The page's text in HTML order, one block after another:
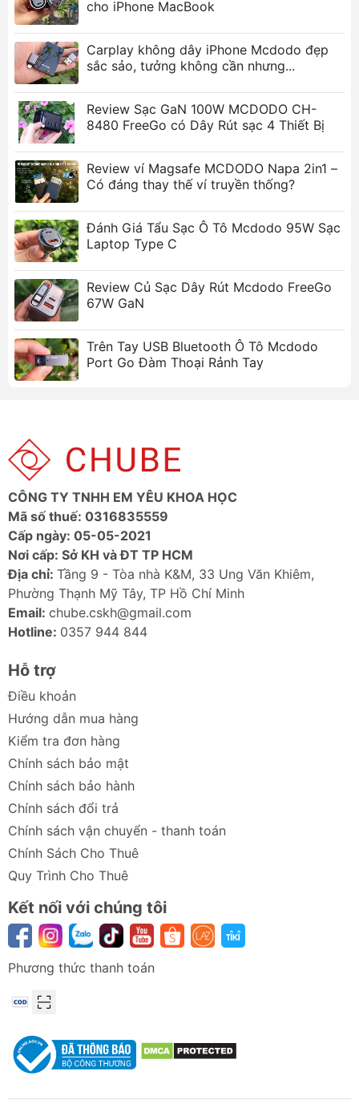
minh chống quá dòng, quá áp, quá nhiệt và
ngắn mạch, bảo vệ tuyệt đối cho pin thiết bị.
Tương thích điện áp 12V-24V:Sử dụng linh
hoạt cho mọi loại phương tiện từ xe du lịch, xe
SUV đến xe tải lớn.
Ảnh sản phẩm
Thông số kỹ thuật
Thông số
Bản 90W
(CC-311)
Chất liệu
Đầu ra
USB-C1
Tối đa 45W
(SFC 2.0)
Đầu ra
USB-C2
Tối đa 45W
(SFC 2.0)
Đầu ra
Tối đa 45W
Phối hợp
C1 + C2 =
(45W+45W)
Tổng công
suất 3 cổng
62W 117W
Kích thước
Trọng
lượng
35g 25g
Hướng dẫn chọn phiên bản phù hợp
cho iPhone MacBook
Carplay không dây iPhone Mcdodo đẹp
sắc sảo, tưởng không cần nhưng...
Review Sạc GaN 100W MCDODO CH-
8480 FreeGo có Dây Rút sạc 4 Thiết Bị
Review ví Magsafe MCDODO Napa 2in1 –
Có đáng thay thế ví truyền thống?
Đánh Giá Tẩu Sạc Ô Tô Mcdodo 95W Sạc
Laptop Type C
Review Củ Sạc Dây Rút Mcdodo FreeGo
67W GaN
Trên Tay USB Bluetooth Ô Tô Mcdodo
Port Go Đàm Thoại Rảnh Tay
CÔNG TY TNHH EM YÊU KHOA HỌC
Mã số thuế: 0316835559
Cấp ngày: 05-05-2021
Nơi cấp: Sở KH và ĐT TP HCM
Địa chỉ: Tầng 9 - Tòa nhà K&M, 33 Ung Văn Khiêm,
Phường Thạnh Mỹ Tây, TP Hồ Chí Minh
Email: chube.cskh@gmail.com
Hotline: 0357 944 844
Hỗ trợ
Điều khoản
Hướng dẫn mua hàng
Kiểm tra đơn hàng
Chính sách bảo mật
Chính sách bảo hành
Chính sách đổi trả
Chính sách vận chuyển - thanh toán
Chính Sách Cho Thuê
Quy Trình Cho Thuê
Kết nối với chúng tôi
Phương thức thanh toán